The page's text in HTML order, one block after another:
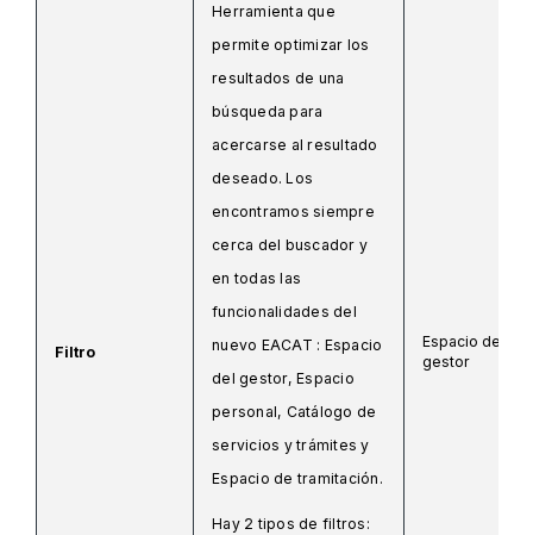
Filtro
Herramienta que
permite optimizar los
resultados de una
búsqueda para
acercarse al resultado
deseado. Los
encontramos siempre
cerca del buscador y
en todas las
funcionalidades del
nuevo EACAT : Espacio
del gestor, Espacio
personal, Catálogo de
servicios y trámites y
Espacio de tramitación.
Hay 2 tipos de filtros:
Espacio del
gestor